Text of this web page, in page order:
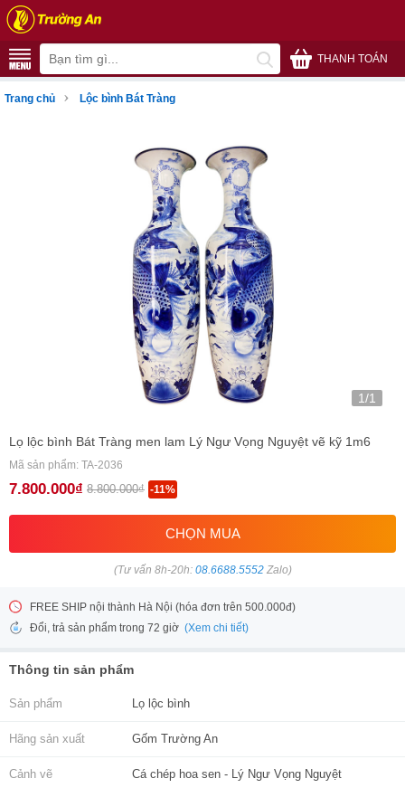
THANH TOÁN
Trang chủ › Lộc bình Bát Tràng
1/1
Lọ lộc bình Bát Tràng men lam Lý Ngư Vọng Nguyệt vẽ kỹ 1m6
Mã sản phẩm: TA-2036
7.800.000₫ 8.800.000₫ -11%
CHỌN MUA
(Tư vấn 8h-20h: 08.6688.5552Zalo)
FREE SHIP nội thành Hà Nội (hóa đơn trên 500.000đ)
Đổi, trả sản phẩm trong 72 giờ (Xem chi tiết)
Thông tin sản phẩm
Sản phẩm Lọ lộc bình
Hãng sản xuất Gốm Trường An
Cảnh vẽ Cá chép hoa sen - Lý Ngư Vọng Nguyệt